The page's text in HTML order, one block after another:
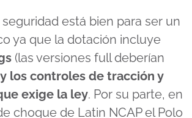
seguridad está bien para ser un
ya que la dotación incluye
(las versiones full deberían
y los controles de tracción y
exige la ley. Por su parte, en
choque de Latin NCAP el Polo